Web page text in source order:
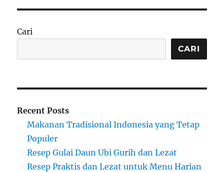
Cari
CARI
Recent Posts
Makanan Tradisional Indonesia yang Tetap
Populer
Resep Gulai Daun Ubi Gurih dan Lezat
Resep Praktis dan Lezat untuk Menu Harian